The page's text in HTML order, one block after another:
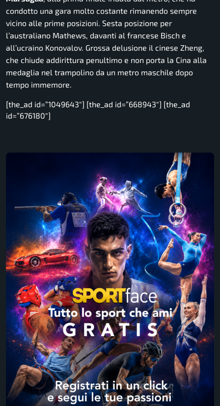
condotto una gara molto costante rimanendo sempre
vicino alle prime posizioni. Sesta posizione per
l’australiano Mathews, davanti al francese Bisch e
all’ucraino Konovalov. Grossa delusione il cinese Zheng,
che chiude addirittura penultimo e non porta la Cina alla
medaglia nel trampolino da un metro maschile dopo
tempo immemore.
[the_ad id=”1049643″] [the_ad id=”668943″] [the_ad
id=”676180″]